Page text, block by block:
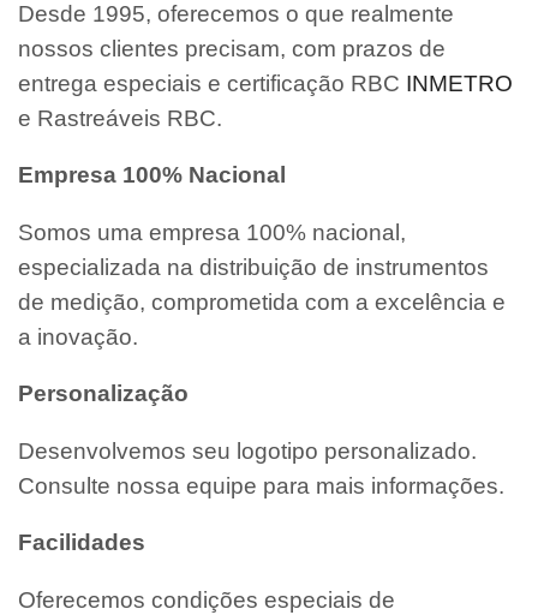
Desde 1995, oferecemos o que realmente
nossos clientes precisam, com prazos de
entrega especiais e certificação RBC INMETRO
e Rastreáveis RBC.
Empresa 100% Nacional
Somos uma empresa 100% nacional,
especializada na distribuição de instrumentos
de medição, comprometida com a excelência e
a inovação.
Personalização
Desenvolvemos seu logotipo personalizado.
Consulte nossa equipe para mais informações.
Facilidades
Oferecemos condições especiais de